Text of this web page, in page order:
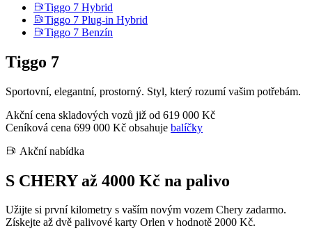
Tiggo 7 Hybrid
Tiggo 7 Plug-in Hybrid
Tiggo 7 Benzín
Tiggo 7
Sportovní, elegantní, prostorný. Styl, který rozumí vašim potřebám.
Akční cena skladových vozů již od 619 000 Kč
Ceníková cena 699 000 Kč obsahuje balíčky
Akční nabídka
S CHERY až 4000 Kč na palivo
Užijte si první kilometry s vaším novým vozem Chery zadarmo.
Získejte až dvě palivové karty Orlen v hodnotě 2000 Kč.